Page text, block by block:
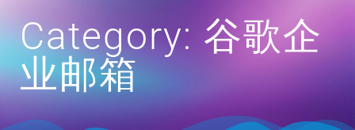
Category: 谷歌企
业邮箱